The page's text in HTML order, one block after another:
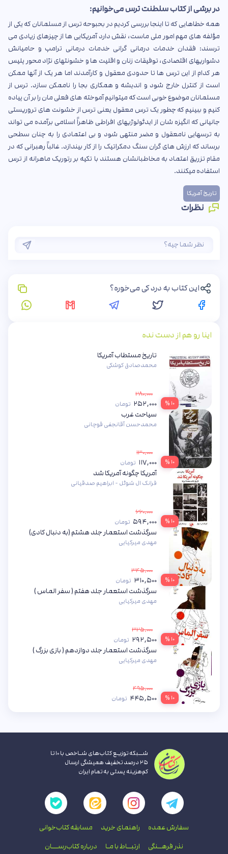
در برشی از کتاب سلطنت ترس می‌خوانیم:
همه خطاهایی که تا اینجا بررسی کردیم در بحبوحه ترس از مسلمانان که یکی از
مؤلفه های مهم امور ملی ماست، نقش دارد آمریکایی ها از چیزهای زیادی می
ترسند: فقدان خدمات درمانی گرانی خدمات درمانی ترامپ و حامیانش
دشواریهای اقتصادی، توفیقات زنان و اقلیت ها و خشونتهای نژاد محور پلیس
هر کدام از این ترس ها تا حدودی معقول و کارآمدند اما هر یک از آنها ممکن
است از کنترل خارج شود و اندیشه و همکاری بجا را ناممکن سازد. ترس از
مسلمانان موضوع خوبی است که میتوانیم آموخته های فعلی مان را بر آن پیاده
کنیم و ببینیم که چطور یک ترس معقول یعنی ترس از خشونت های تروریستی
جانیانی که انگیزه شان از ایدئولوژیهای افراطی ظاهراً اسلامی برآمده می تواند
به ترسهایی نامعقول و مضر منتهی شود و بی اعتمادی را به چنان سطحی
برساند که ارزش های گران سنگ دمکراتیک را از کار بیندازد. غالباً رهبرانی که در
مقام تزریق اعتماد به مخاطبانشان هستند با تکیه بر رتوریک ماهرانه از ترس
استفاده میکنند.
تاریخ آمریکا
نظرات
این کتاب به درد کی می‌خوره؟
اینا رو هم از دست نده
۱۰ %
تاریخ مستطاب آمریکا
محمدصادق کوشکی
۲۸۰,۰۰۰
۲۵۲,۰۰۰ تومان
۱۰ %
سیاحت غرب
محمدحسن آقانجفی قوچانی
۱۳۰,۰۰۰
۱۱۷,۰۰۰ تومان
۱۰ %
آمریکا چگونه آمریکا شد
فرانک ال شوئل - ابراهیم صدقیانی
۶۶۰,۰۰۰
۵۹۴,۰۰۰ تومان
۱۰ %
سرگذشت استعمار جلد هشتم (به دنبال کادی)
مهدی میرکیایی
۳۴۵,۰۰۰
۳۱۰,۵۰۰ تومان
۱۰ %
سرگذشت استعمار جلد هفتم ( سفر الماس )
مهدی میرکیایی
۳۲۵,۰۰۰
۲۹۲,۵۰۰ تومان
۱۰ %
سرگذشت استعمار جلد دوازدهم ( بازی بزرگ )
مهدی میرکیایی
۴۹۵,۰۰۰
۴۴۵,۵۰۰ تومان
شــبکه توزیـع کتاب‌های شـاخص با ۱۰ تا
۲۵ درصد تخفیف همیشگی ارسال
کم‌هزینه پستی به تمام ایران
سفارش عمده راهنمای‌ خرید مسابقه کتاب‌خوانی
نذر فرهــنگی ارتبــاط با‌ مـا درباره کتاب‌رســـان